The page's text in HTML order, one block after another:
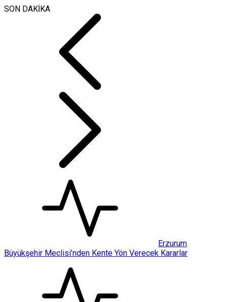
SON DAKİKA
Erzurum
Büyükşehir Meclisi’nden Kente Yön Verecek Kararlar